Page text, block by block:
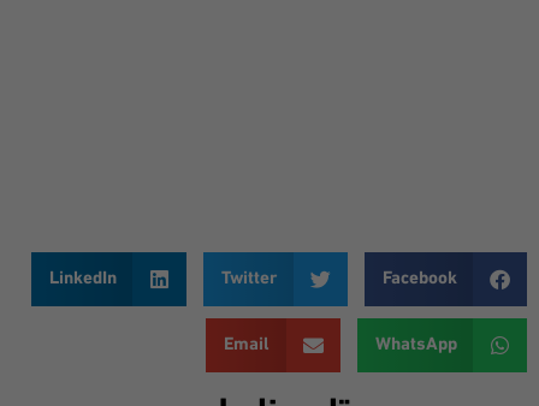
Facebook
Twitter
LinkedIn
WhatsApp
Email